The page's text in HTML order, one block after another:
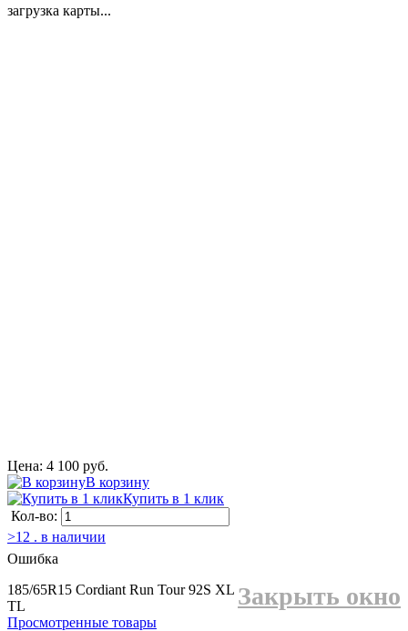
загрузка карты...
Цена: 4 100 руб.
В корзину
Купить в 1 клик
Кол-во:
>12 . в наличии
Ошибка
Закрыть окно
185/65R15 Cordiant Run Tour 92S XL
TL
Просмотренные товары